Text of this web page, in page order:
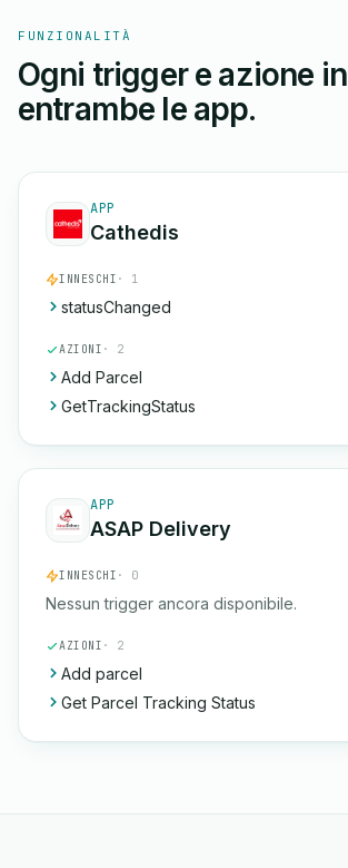
FUNZIONALITÀ
Ogni trigger e azione in
entrambe le app.
APP
Cathedis
INNESCHI · 1
statusChanged
AZIONI · 2
Add Parcel
GetTrackingStatus
APP
ASAP Delivery
INNESCHI · 0
Nessun trigger ancora disponibile.
AZIONI · 2
Add parcel
Get Parcel Tracking Status